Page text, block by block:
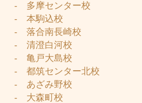
- 多摩センター校
- 本駒込校
- 落合南長崎校
- 清澄白河校
- 亀戸大島校
- 都筑センター北校
- あざみ野校
- 大森町校